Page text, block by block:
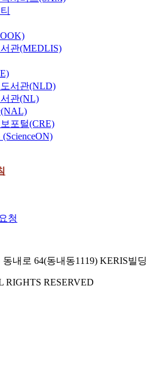
관(MEDLIS)
서관(NLD)
관(NL)
포털(CRE)
청
내로 64(동내동1119) KERIS빌딩
RIGHTS RESERVED